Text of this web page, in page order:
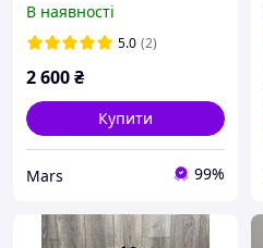
тюбінг для катання на
гірці
В наявності
5.0 (2)
2 600₴
Купити
Mars 99%